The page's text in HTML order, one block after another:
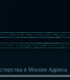
в Москве Адреса